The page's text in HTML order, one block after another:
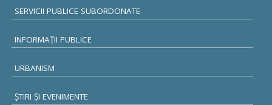
SERVICII PUBLICE SUBORDONATE
INFORMAŢII PUBLICE
URBANISM
ŞTIRI ŞI EVENIMENTE